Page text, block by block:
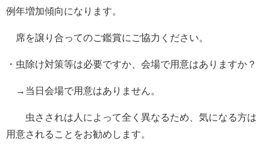
例年増加傾向になります。
席を譲り合ってのご鑑賞にご協力ください。
・虫除け対策等は必要ですか、会場で用意はありますか？
→当日会場で用意はありません。
虫さされは人によって全く異なるため、気になる方は
用意されることをお勧めします。